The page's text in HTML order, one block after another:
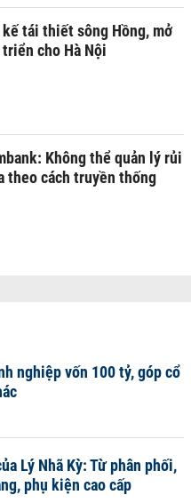
tái thiết sông Hồng, mở
cho Hà Nội
Không thể quản lý rủi
theo cách truyền thống
nghiệp vốn 100 tỷ, góp cổ
Lý Nhã Kỳ: Từ phân phối,
phụ kiện cao cấp